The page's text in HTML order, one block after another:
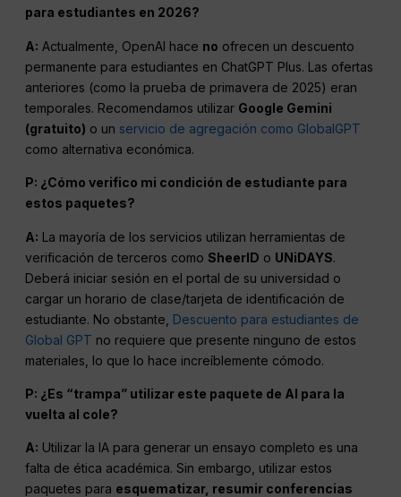
para estudiantes en 2026?
A: Actualmente, OpenAI hace no ofrecen un descuento
permanente para estudiantes en ChatGPT Plus. Las ofertas
anteriores (como la prueba de primavera de 2025) eran
temporales. Recomendamos utilizar Google Gemini
(gratuito) o un servicio de agregación como GlobalGPT
como alternativa económica.
P: ¿Cómo verifico mi condición de estudiante para
estos paquetes?
A: La mayoría de los servicios utilizan herramientas de
verificación de terceros comoSheerID o UNiDAYS.
Deberá iniciar sesión en el portal de su universidad o
cargar un horario de clase/tarjeta de identificación de
estudiante. No obstante, Descuento para estudiantes de
Global GPT no requiere que presente ninguno de estos
materiales, lo que lo hace increíblemente cómodo.
P: ¿Es “trampa” utilizar este paquete de AI para la
vuelta al cole?
A: Utilizar la IA para generar un ensayo completo es una
falta de ética académica. Sin embargo, utilizar estos
paquetes para esquematizar, resumir conferencias